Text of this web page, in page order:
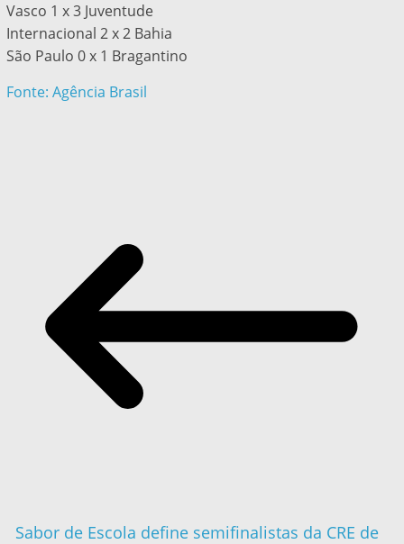
Vasco 1 x 3 Juventude
Internacional 2 x 2 Bahia
São Paulo 0 x 1 Bragantino
Fonte: Agência Brasil
Sabor de Escola define semifinalistas da CRE de